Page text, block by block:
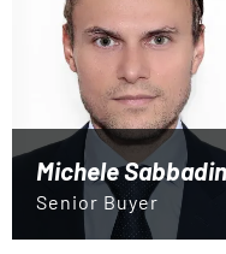
Michele
Senior Buyer